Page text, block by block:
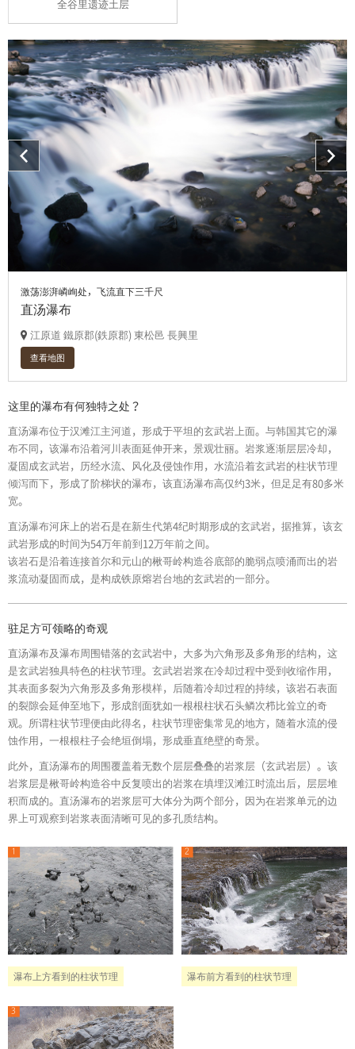
全谷里遗迹土层
激荡澎湃嶙峋处，飞流直下三千尺
直汤瀑布
江原道 鐵原郡(鉄原郡) 東松邑 長興里
查看地图
这里的瀑布有何独特之处？
直汤瀑布位于汉滩江主河道，形成于平坦的玄武岩上面。与韩国其它的瀑
布不同，该瀑布沿着河川表面延伸开来，景观壮丽。岩浆逐渐层层冷却，
凝固成玄武岩，历经水流、风化及侵蚀作用，水流沿着玄武岩的柱状节理
倾泻而下，形成了阶梯状的瀑布，该直汤瀑布高仅约3米，但足足有80多米
宽。
直汤瀑布河床上的岩石是在新生代第4纪时期形成的玄武岩，据推算，该玄
武岩形成的时间为54万年前到12万年前之间。
该岩石是沿着连接首尔和元山的楸哥岭构造谷底部的脆弱点喷涌而出的岩
浆流动凝固而成，是构成铁原熔岩台地的玄武岩的一部分。
驻足方可领略的奇观
直汤瀑布及瀑布周围错落的玄武岩中，大多为六角形及多角形的结构，这
是玄武岩独具特色的柱状节理。玄武岩岩浆在冷却过程中受到收缩作用，
其表面多裂为六角形及多角形模样，后随着冷却过程的持续，该岩石表面
的裂隙会延伸至地下，形成剖面犹如一根根柱状石头鳞次栉比耸立的奇
观。所谓柱状节理便由此得名，柱状节理密集常见的地方，随着水流的侵
蚀作用，一根根柱子会绝垣倒塌，形成垂直绝壁的奇景。
此外，直汤瀑布的周围覆盖着无数个层层叠叠的岩浆层（玄武岩层）。该
岩浆层是楸哥岭构造谷中反复喷出的岩浆在填埋汉滩江时流出后，层层堆
积而成的。直汤瀑布的岩浆层可大体分为两个部分，因为在岩浆单元的边
界上可观察到岩浆表面清晰可见的多孔质结构。
瀑布上方看到的柱状节理 瀑布前方看到的柱状节理